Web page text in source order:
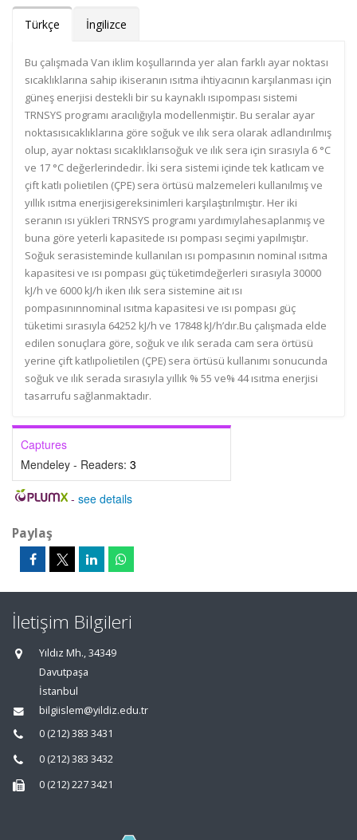
Türkçe İngilizce
Bu çalışmada Van iklim koşullarında yer alan farklı ayar noktası
sıcaklıklarına sahip ikiseranın ısıtma ihtiyacının karşılanması için
güneş enerjisi destekli bir su kaynaklı ısıpompası sistemi
TRNSYS programı aracılığıyla modellenmiştir. Bu seralar ayar
noktasısıcaklıklarına göre soğuk ve ılık sera olarak adlandırılmış
olup, ayar noktası sıcaklıklarısoğuk ve ılık sera için sırasıyla 6 °C
ve 17 °C değerlerindedir. İki sera sistemi içinde tek katlıcam ve
çift katlı polietilen (ÇPE) sera örtüsü malzemeleri kullanılmış ve
yıllık ısıtma enerjisigereksinimleri karşılaştırılmıştır. Her iki
seranın ısı yükleri TRNSYS programı yardımıylahesaplanmış ve
buna göre yeterli kapasitede ısı pompası seçimi yapılmıştır.
Soğuk serasisteminde kullanılan ısı pompasının nominal ısıtma
kapasitesi ve ısı pompası güç tüketimdeğerleri sırasıyla 30000
kJ/h ve 6000 kJ/h iken ılık sera sistemine ait ısı
pompasınınnominal ısıtma kapasitesi ve ısı pompası güç
tüketimi sırasıyla 64252 kJ/h ve 17848 kJ/h’dır.Bu çalışmada elde
edilen sonuçlara göre, soğuk ve ılık serada cam sera örtüsü
yerine çift katlıpolietilen (ÇPE) sera örtüsü kullanımı sonucunda
soğuk ve ılık serada sırasıyla yıllık % 55 ve% 44 ısıtma enerjisi
tasarrufu sağlanmaktadır.
Captures
Mendeley - Readers: 3
- see details
Paylaş
İletişim Bilgileri
Yıldız Mh., 34349
Davutpaşa
İstanbul
bilgiislem@yildiz.edu.tr
0 (212) 383 3431
0 (212) 383 3432
0 (212) 227 3421